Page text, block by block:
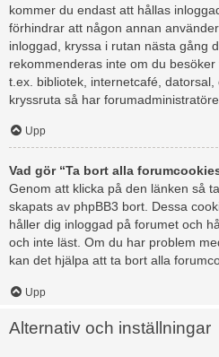
kommer du endast att hållas
förhindrar att någon annan
inloggad, kryssa i rutan nästa gång
rekommenderas inte om du
t.ex. bibliotek, internetcafé,
kryssruta så har
Upp
Vad gör “Ta bort alla
Genom att klicka på den länken så
skapats av phpBB3 bort. Dessa
håller dig inloggad på forumet och
och inte läst. Om du har problem
kan det hjälpa att ta bort alla
Upp
Alternativ och inställningar